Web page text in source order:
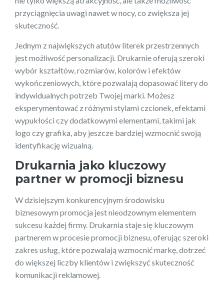
przyciągnięcia uwagi nawet w nocy, co zwiększa jej
skuteczność.
Jednym z największych atutów literek przestrzennych
jest możliwość personalizacji. Drukarnie oferują szeroki
wybór kształtów, rozmiarów, kolorów i efektów
wykończeniowych, które pozwalają dopasować litery do
indywidualnych potrzeb Twojej marki. Możesz
eksperymentować z różnymi stylami czcionek, efektami
wypukłości czy dodatkowymi elementami, takimi jak
logo czy grafika, aby jeszcze bardziej wzmocnić swoją
identyfikację wizualną.
Drukarnia jako kluczowy
partner w promocji biznesu
W dzisiejszym konkurencyjnym środowisku
biznesowym promocja jest nieodzownym elementem
sukcesu każdej firmy. Drukarnia staje się kluczowym
partnerem w procesie promocji biznesu, oferując szeroki
zakres usług, które pozwalają wzmocnić markę, dotrzeć
do większej liczby klientów i zwiększyć skuteczność
komunikacji reklamowej.